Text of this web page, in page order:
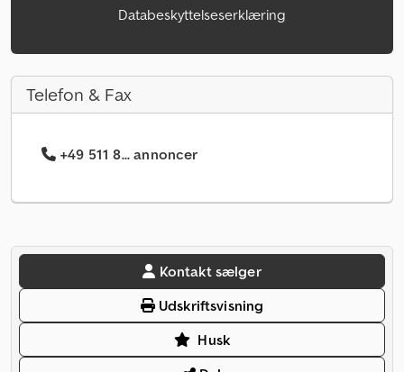
Databeskyttelseserklæring
Telefon & Fax
+49 511 8... annoncer
Kontakt sælger
Udskriftsvisning
Husk